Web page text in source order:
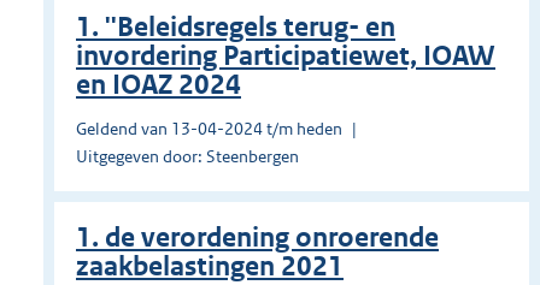
1. ''Beleidsregels terug- en
invordering Participatiewet, IOAW
en IOAZ 2024
Geldend van 13-04-2024 t/m heden
Uitgegeven door: Steenbergen
1. de verordening onroerende
zaakbelastingen 2021